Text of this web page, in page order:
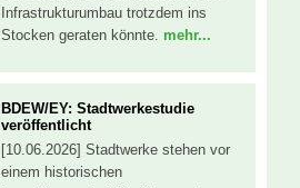
Infrastrukturumbau trotzdem ins
Stocken geraten könnte. mehr...
BDEW/EY: Stadtwerkestudie
veröffentlicht
[10.06.2026] Stadtwerke stehen vor
einem historischen